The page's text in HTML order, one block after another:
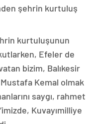
şehrin kurtuluş
kurtuluşunun
kutlarken, Efeler de
bizim, Balıkesir
Kemal olmak
saygı, rahmet
Kuvayımilliye